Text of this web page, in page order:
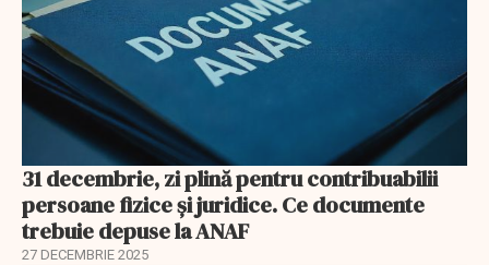
31 decembrie, zi plină pentru contribuabilii
persoane fizice şi juridice. Ce documente
trebuie depuse la ANAF
27 DECEMBRIE 2025